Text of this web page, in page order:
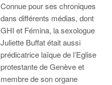
Connue pour ses chroniques
dans différents médias, dont
GHI et Fémina, la sexologue
Juliette Buffat était aussi
prédicatrice laïque de l’Eglise
protestante de Genève et
membre de son organe